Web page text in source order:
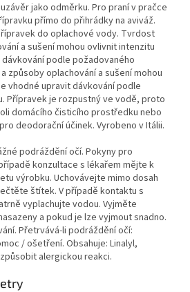
jako odměrku. Pro praní v pračce
přímo do přihrádky na aviváž.
do oplachové vody. Tvrdost
a sušení mohou ovlivnit intenzitu
podle požadovaného
způsoby oplachování a sušení mohou
vhodné upravit dávkování podle
Přípravek je rozpustný ve vodě, proto
domácího čisticího prostředku nebo
deodorační účinek. Vyrobeno v Itálii.
podráždění očí. Pokyny pro
konzultace s lékařem mějte k
výrobku. Uchovávejte mimo dosah
štítek. V případě kontaktu s
vyplachujte vodou. Vyjměte
a pokud je lze vyjmout snadno.
Přetrvává-li podráždění očí:
/ ošetření. Obsahuje: Linalyl,
alergickou reakci.